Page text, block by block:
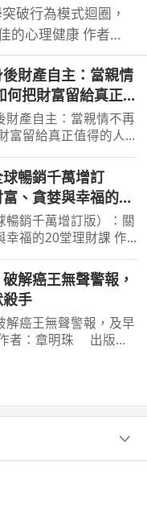
破行為模式迴圈，
的心理健康 作者：
版社：麥田 出版日
介＞ 無法
財產自主：當親情
何把財富留給真正值
財產自主：當親情不再
富留給真正值得的人
07-02 00:00:00 當人
明的遺囑規劃也可能
貪婪暴
暢銷千萬增訂
、貪婪與幸福的20
暢銷千萬增訂版）：關
幸福的20堂理財課 作
：天下文化出版社
02-02 00:00:00 特
加碼
解癌王無聲警報，
手
解癌王無聲警報，及早
者：章明珠 出版
健檢正常，為何仍得
威醫師25年篩檢實
關鍵1公分，